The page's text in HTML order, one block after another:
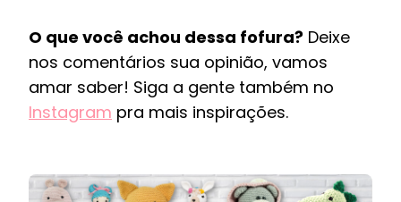
O que você achou dessa fofura? Deixe
nos comentários sua opinião, vamos
amar saber! Siga a gente também no
Instagram pra mais inspirações.